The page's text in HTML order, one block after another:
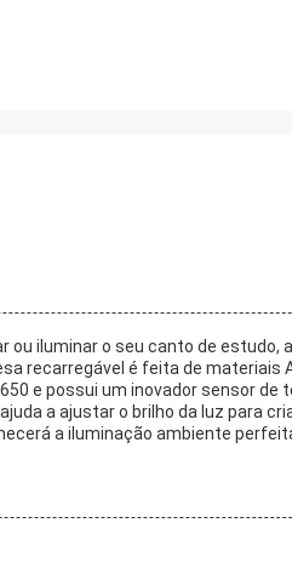
iluminar o seu canto de estudo,
recarregável é feita de materiais
e possui um inovador sensor de
a ajustar o brilho da luz para
a iluminação ambiente